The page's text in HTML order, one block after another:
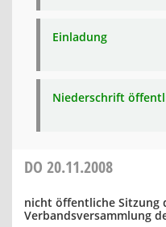
Einladung
Niederschrift
DO 20.11.2008
nicht öffentliche Sitzung
Verbandsversammlung